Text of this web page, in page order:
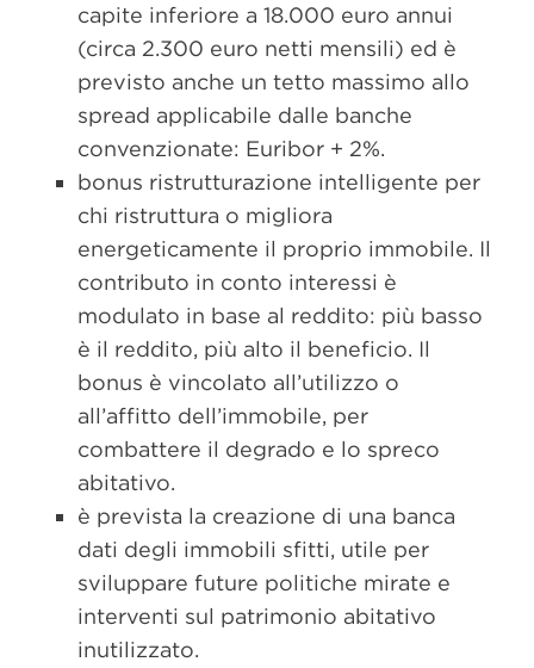
capite inferiore a 18.000 euro annui
(circa 2.300 euro netti mensili) ed è
previsto anche un tetto massimo allo
spread applicabile dalle banche
convenzionate: Euribor + 2%.
bonus ristrutturazione intelligente per
chi ristruttura o migliora
energeticamente il proprio immobile. Il
contributo in conto interessi è
modulato in base al reddito: più basso
è il reddito, più alto il beneficio. Il
bonus è vincolato all’utilizzo o
all’affitto dell’immobile, per
combattere il degrado e lo spreco
abitativo.
è prevista la creazione di una banca
dati degli immobili sfitti, utile per
sviluppare future politiche mirate e
interventi sul patrimonio abitativo
inutilizzato.